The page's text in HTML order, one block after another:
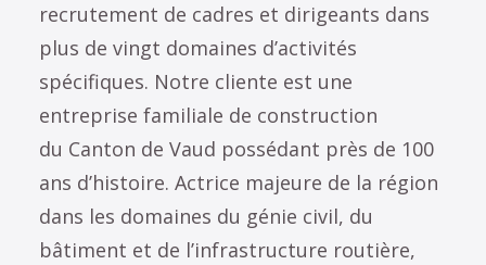
recrutement de cadres et dirigeants dans
plus de vingt domaines d’activités
spécifiques. Notre cliente est une
entreprise familiale de construction
du Canton de Vaud possédant près de 100
ans d’histoire. Actrice majeure de la région
dans les domaines du génie civil, du
bâtiment et de l’infrastructure routière,